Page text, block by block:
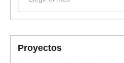
Proyectos